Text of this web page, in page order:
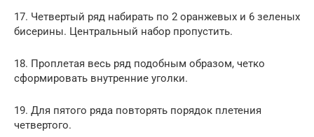
17. Четвертый ряд набирать по 2 оранжевых и 6 зеленых
бисерины. Центральный набор пропустить.
18. Проплетая весь ряд подобным образом, четко
сформировать внутренние уголки.
19. Для пятого ряда повторять порядок плетения
четвертого.